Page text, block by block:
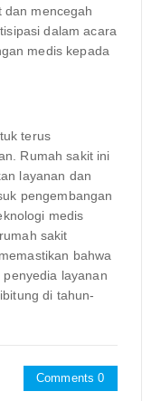
dan mencegah
dalam acara
medis kepada
terus
Rumah sakit ini
layanan dan
pengembangan
medis
sakit
bahwa
layanan
di tahun-
Comments 0